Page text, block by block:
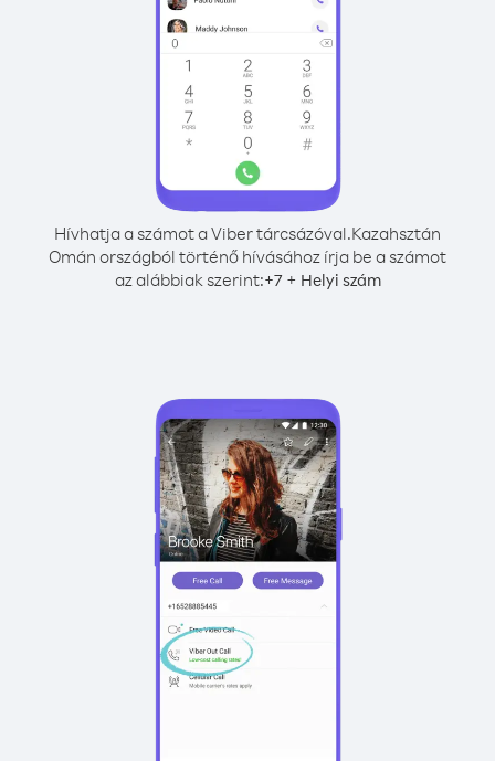
Hívhatja a számot a Viber tárcsázóval.Kazahsztán
Omán országból történő hívásához írja be a számot
az alábbiak szerint:+7+ Helyi szám